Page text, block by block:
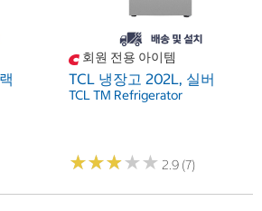
회원 전용 아이템
TCL 냉장고 202L, 실버
TCL TM Refrigerator
★★★★★
★★★★★ 2.9 (7)